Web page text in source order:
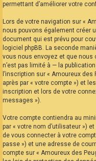
permettant d’améliorer votre
Lors de votre navigation sur «
nous pouvons également créer
document qui est prévu pour
logiciel phpBB. La seconde
vous nous envoyez et que
n’est pas limité à — la
l’inscription sur « Amoureux
après par « votre compte ») et
inscription et lors de votre
messages »).
Votre compte contiendra au
par « votre nom d’utilisateur »)
de vous connecter à votre
passe ») et une adresse de
compte sur « Amoureux des